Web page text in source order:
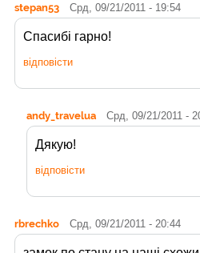
stepan53 Срд, 09/21/2011 - 19:54
Спасибі гарно!
відповісти
andy_travelua Срд, 09/21/2011 -
Дякую!
відповісти
rbrechko Срд, 09/21/2011 - 20:44